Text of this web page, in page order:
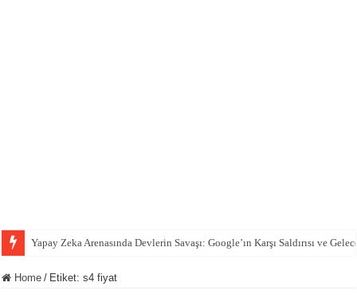
Yapay Zeka Arenasında Devlerin Savaşı: Google’ın Karşı Saldırısı ve
Home / Etiket:s4 fiyat